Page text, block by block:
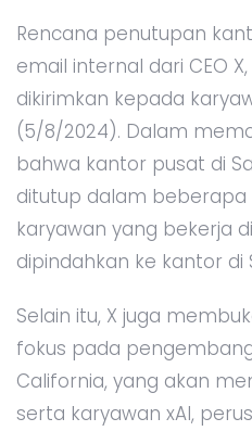
Rencana penutupan
email internal dari CEO
dikirimkan kepada
(5/8/2024). Dalam
bahwa kantor pusat di
ditutup dalam beberapa
karyawan yang bekerja
dipindahkan ke kantor di
Selain itu, X juga
fokus pada
California, yang akan
serta karyawan xAI,